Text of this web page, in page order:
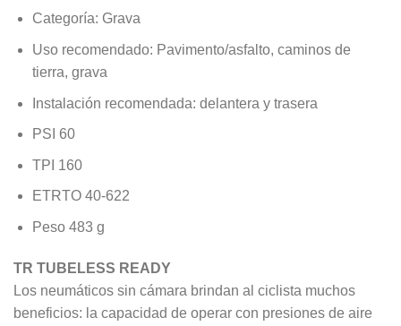
Categoría: Grava
Uso recomendado: Pavimento/asfalto, caminos de
tierra, grava
Instalación recomendada: delantera y trasera
PSI 60
TPI 160
ETRTO 40-622
Peso 483 g
TR TUBELESS READY
Los neumáticos sin cámara brindan al ciclista muchos
beneficios: la capacidad de operar con presiones de aire